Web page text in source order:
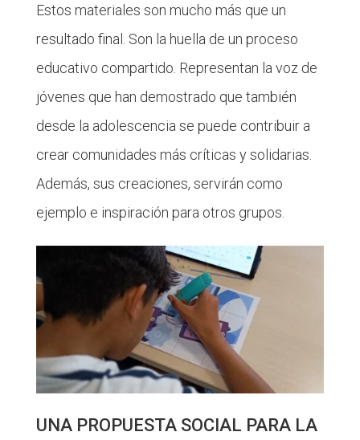
Estos materiales son mucho más que un
resultado final. Son la huella de un proceso
educativo compartido. Representan la voz de
jóvenes que han demostrado que también
desde la adolescencia se puede contribuir a
crear comunidades más críticas y solidarias.
Además, sus creaciones, servirán como
ejemplo e inspiración para otros grupos.
UNA PROPUESTA SOCIAL PARA LA